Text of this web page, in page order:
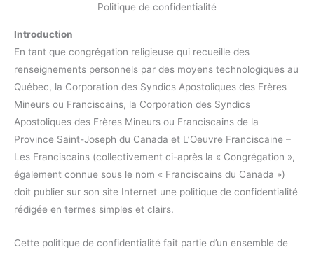
Politique de confidentialité
Introduction
En tant que congrégation religieuse qui recueille des
renseignements personnels par des moyens technologiques au
Québec, la Corporation des Syndics Apostoliques des Frères
Mineurs ou Franciscains, la Corporation des Syndics
Apostoliques des Frères Mineurs ou Franciscains de la
Province Saint-Joseph du Canada et L’Oeuvre Franciscaine –
Les Franciscains (collectivement ci-après la « Congrégation »,
également connue sous le nom « Franciscains du Canada »)
doit publier sur son site Internet une politique de confidentialité
rédigée en termes simples et clairs.
Cette politique de confidentialité fait partie d’un ensemble de